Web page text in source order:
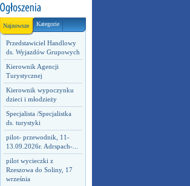
Najnowsze Kategorie
Przedstawiciel Handlowy
ds. Wyjazdów Grupowych
Kierownik Agencji
Turystycznej
Kierownik wypoczynku
dzieci i młodzieży
Specjalista /Specjalistka
ds. turystyki
pilot- przewodnik, 11-
13.09.2026r. Adrspach-...
pilot wycieczki z
Rzeszowa do Soliny, 17
września